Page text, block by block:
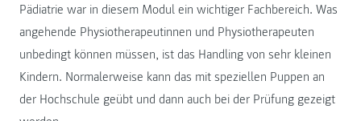
Pädiatrie war in diesem Modul ein wichtiger Fachbereich. Was
angehende Physiotherapeutinnen und Physiotherapeuten
unbedingt können müssen, ist das Handling von sehr kleinen
Kindern. Normalerweise kann das mit speziellen Puppen an
der Hochschule geübt und dann auch bei der Prüfung gezeigt